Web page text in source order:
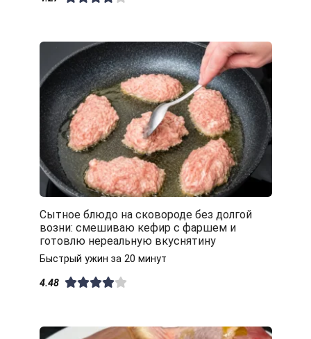
Сытное блюдо на сковороде без долгой
возни: смешиваю кефир с фаршем и
готовлю нереальную вкуснятину
Быстрый ужин за 20 минут
4.48